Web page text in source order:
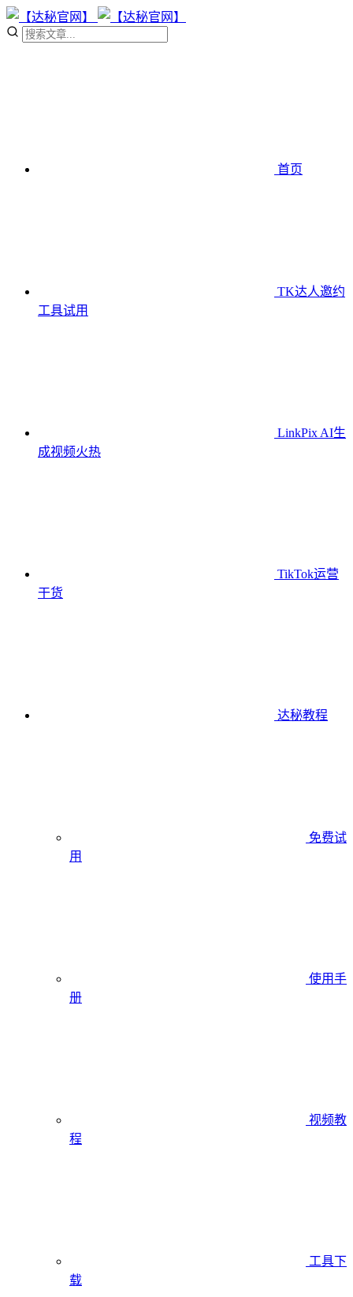
首页
TK达人邀约
工具试用
LinkPix AI生
成视频火热
TikTok运营
干货
达秘教程
免费试
用
使用手
册
视频教
程
工具下
载